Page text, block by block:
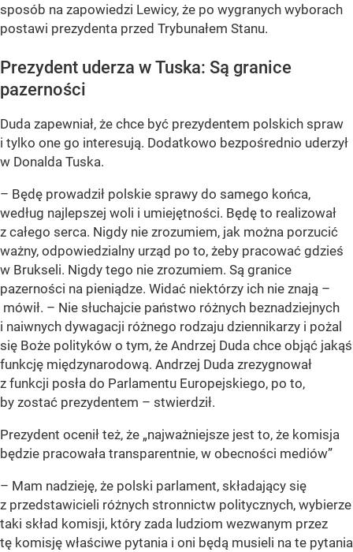
sposób na zapowiedzi Lewicy, że po wygranych wyborach
postawi prezydenta przed Trybunałem Stanu.
Prezydent uderza w Tuska: Są granice
pazerności
Duda zapewniał, że chce być prezydentem polskich spraw
i tylko one go interesują. Dodatkowo bezpośrednio uderzył
w Donalda Tuska.
– Będę prowadził polskie sprawy do samego końca,
według najlepszej woli i umiejętności. Będę to realizował
z całego serca. Nigdy nie zrozumiem, jak można porzucić
ważny, odpowiedzialny urząd po to, żeby pracować gdzieś
w Brukseli. Nigdy tego nie zrozumiem. Są granice
pazerności na pieniądze. Widać niektórzy ich nie znają –
mówił. – Nie słuchajcie państwo różnych beznadziejnych
i naiwnych dywagacji różnego rodzaju dziennikarzy i pożal
się Boże polityków o tym, że Andrzej Duda chce objąć jakąś
funkcję międzynarodową. Andrzej Duda zrezygnował
z funkcji posła do Parlamentu Europejskiego, po to,
by zostać prezydentem – stwierdził.
Prezydent ocenił też, że „najważniejsze jest to, że komisja
będzie pracowała transparentnie, w obecności mediów”
– Mam nadzieję, że polski parlament, składający się
z przedstawicieli różnych stronnictw politycznych, wybierze
taki skład komisji, który zada ludziom wezwanym przez
tę komisję właściwe pytania i oni będą musieli na te pytania